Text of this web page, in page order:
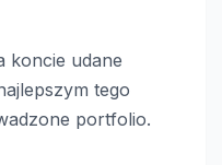
koncie udane
tego
portfolio.